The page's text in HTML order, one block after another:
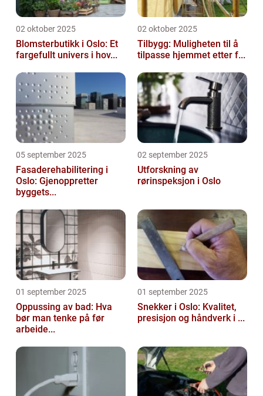
02 oktober 2025
Blomsterbutikk i Oslo: Et
fargefullt univers i hov...
02 oktober 2025
Tilbygg: Muligheten til å
tilpasse hjemmet etter f...
05 september 2025
Fasaderehabilitering i
Oslo: Gjenoppretter
byggets...
02 september 2025
Utforskning av
rørinspeksjon i Oslo
01 september 2025
Oppussing av bad: Hva
bør man tenke på før
arbeide...
01 september 2025
Snekker i Oslo: Kvalitet,
presisjon og håndverk i ...